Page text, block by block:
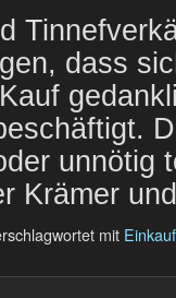
dass
unnötig
Krämer
mit Einkauf